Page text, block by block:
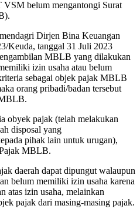
belum mengantongi Surat
Dirjen Bina Keuangan
Keuda, tanggal 31 Juli 2023
MBLB yang dilakukan
izin usaha atau belum
sebagai objek pajak MBLB
orang pribadi/badan tersebut
obyek pajak (telah melakukan
disposal yang
pihak lain untuk urugan),
MBLB.
daerah dapat dipungut walaupun
belum memiliki izin usaha karena
atas izin usaha, melainkan
pajak dari masing-masing pajak.